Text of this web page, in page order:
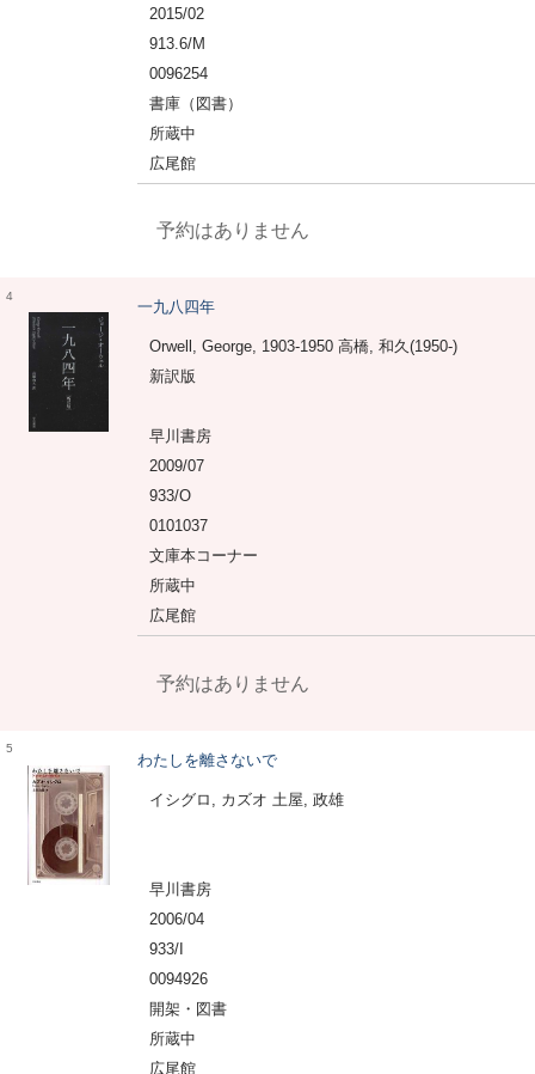
2015/02
913.6/M
0096254
書庫（図書）
所蔵中
広尾館
予約はありません
4
一九八四年
Orwell, George, 1903-1950 高橋, 和久(1950-)
新訳版
早川書房
2009/07
933/O
0101037
文庫本コーナー
所蔵中
広尾館
予約はありません
5
わたしを離さないで
イシグロ, カズオ 土屋, 政雄
早川書房
2006/04
933/I
0094926
開架・図書
所蔵中
広尾館